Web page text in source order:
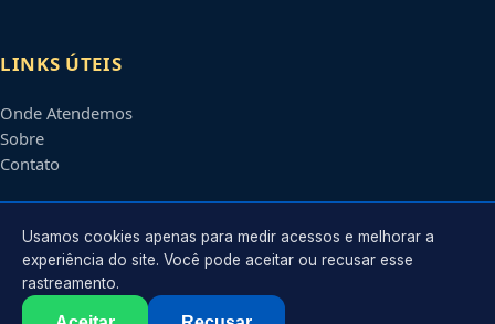
LINKS ÚTEIS
Onde Atendemos
Sobre
Contato
CONTATO
Atendimento em
contato@encanadorembetim.com.br
Usamos cookies apenas para medir acessos e melhorar a
experiência do site. Você pode aceitar ou recusar esse
rastreamento.